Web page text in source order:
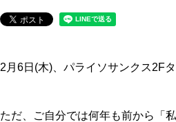
2月6日(木)、パライソサンクス2F
ただ、ご自分では何年も前から「私